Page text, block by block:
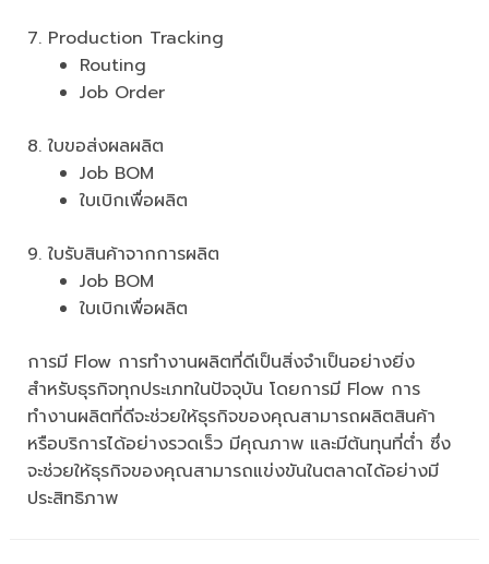
7. Production Tracking
Routing
Job Order
8. ใบขอส่งผลผลิต
Job BOM
ใบเบิกเพื่อผลิต
9. ใบรับสินค้าจากการผลิต
Job BOM
ใบเบิกเพื่อผลิต
การมี Flow การทำงานผลิตที่ดีเป็นสิ่งจำเป็นอย่างยิ่ง
สำหรับธุรกิจทุกประเภทในปัจจุบัน โดยการมี Flow การ
ทำงานผลิตที่ดีจะช่วยให้ธุรกิจของคุณสามารถผลิตสินค้า
หรือบริการได้อย่างรวดเร็ว มีคุณภาพ และมีต้นทุนที่ต่ำ ซึ่ง
จะช่วยให้ธุรกิจของคุณสามารถแข่งขันในตลาดได้อย่างมี
ประสิทธิภาพ